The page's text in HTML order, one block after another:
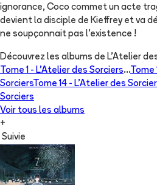
ignorance, Coco commet un acte
devient la disciple de Kieffrey et va
ne soupçonnait pas l'existence !
Découvrez les albums de L'Atelier
Tome 1 - L'Atelier des Sorciers...Tome
SorciersTome 14 - L'Atelier des
Sorciers
Voir tous les albums
+
Suivie